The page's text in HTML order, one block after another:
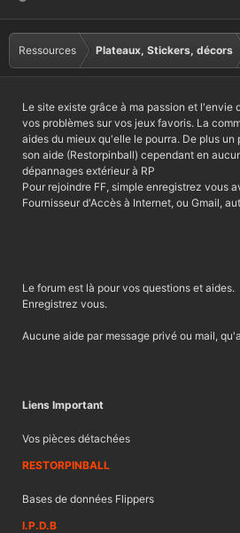
Ressources Plateaux, Stickers, décors
Le site existe grâce à ma passion et l'envie
vos problèmes sur vos jeux favoris. La
aides du mieux qu'elle le pourra. De plus
son aide (Restorpinball) cependant en
dépannages extérieur à RP
Pour rejoindre FF, simple enregistrez vous
Fournisseur d'Accès à Internet, ou Gmail,
Le forum est là pour vos questions et aides.
Enregistrez vous.
Aucune aide par message privé ou mail,
Liens Important
Vos pièces détachées
RESTORPINBALL
Bases de données Flippers
I.P.D.B